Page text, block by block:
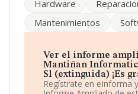
cuyo Código es 4754. La
La compañíaA Mantiñan
está situada en Calle Ciudad
(15002), en el municipio de
En relación con el sector y
hasta 12.138 empresas, en
Hardware
Mantenimientos
Ver el informe
Mantiñan
Sl (extinguida) ¡Es
Regístrate en eInforma